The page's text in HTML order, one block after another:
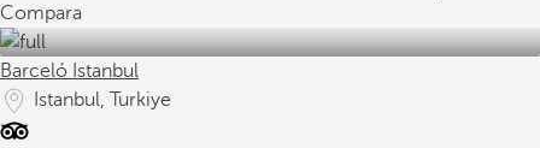
Compara
Barceló Istanbul
Istanbul, Turkiye